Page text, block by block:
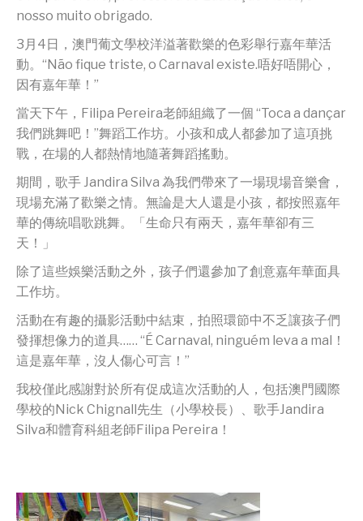
nosso muito obrigado.
3月4日，澳門葡文學校洋溢著歡樂的色彩舉行嘉年華活
動。“Não fique triste, o Carnaval existe.唔好唔開心，
因有嘉年華！”
當天下午，Filipa Pereira老師組織了一個 “Toca a dançar
我們跳舞吧！”舞蹈工作坊。小孩和成人都參加了這項挑
戰，在場的人都熱情地隨著舞蹈搖動。
期間，歌手 Jandira Silva 為我們帶來了一場現場音樂會，
現場充滿了歡樂之情。無論是大人還是小孩，都按照嘉年
華的傳統唱歌跳舞。「生命只有兩天，嘉年華卻有三
天！」
除了這些娛樂活動之外，孩子們還參加了創意嘉年華面具
工作坊。
活動在有趣的攝影活動中結束，拍照環節中不乏讓孩子們
發揮想像力的道具…… “É Carnaval, ninguém leva a mal！
這是嘉年華，沒人傷心可言！”
我校僅此感謝對於所有促成這次活動的人，包括澳門國際
學校的Nick Chignall先生（小學校長）、歌手Jandira
Silva和體育科組老師Filipa Pereira！